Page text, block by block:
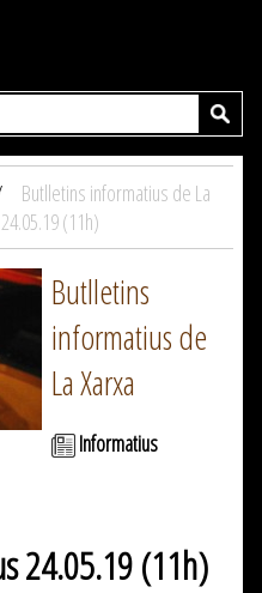
Butlletins informatius de La
(11h)
Butlletins
informatius de
La Xarxa
Informatius
24.05.19 (11h)